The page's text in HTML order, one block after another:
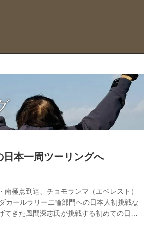
日本一周ツーリングへ
極点到達、チョモランマ（エベレスト）
カールラリー二輪部門への日本人初挑戦な
きた風間深志氏が挑戦する初めての日本